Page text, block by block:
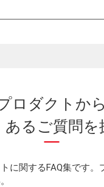
ロダクトから
あるご質問を
に関するFAQ集です。